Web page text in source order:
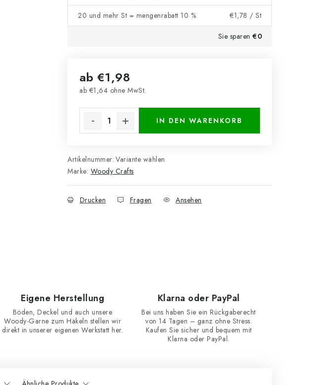
20 und mehr St = mengenrabatt 10 % €1,78 / St
Sie sparen €0
ab €1,98
ab €1,64 ohne MwSt.
IN DEN WARENKORB
Artikelnummer: Variante wählen
Marke: Woody Crafts
Drucken Fragen Ansehen
Eigene Herstellung
Böden, Deckel und auch unsere
Woody-Garne zum Häkeln stellen wir
direkt in unserer eigenen Werkstatt her.
Klarna oder PayPal
Bei uns haben Sie ein Rückgaberecht
von 14 Tagen – ganz ohne Stress.
Kaufen Sie sicher und bequem mit
Klarna oder PayPal.